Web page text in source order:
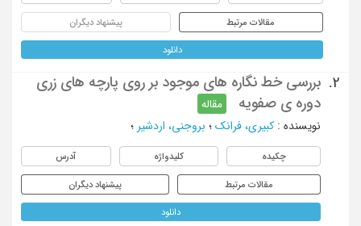
مقالات مرتبط پیشنهاد دیگران
دانلود
2.
بررسی خط نگاره های موجود بر روی پارچه های زری
دوره ی صفویه
مقاله
نویسنده : کبیری، فرانک ؛ بروجنی، اردشیر ؛
چکیده کلیدواژه آدرس
مقالات مرتبط پیشنهاد دیگران
دانلود